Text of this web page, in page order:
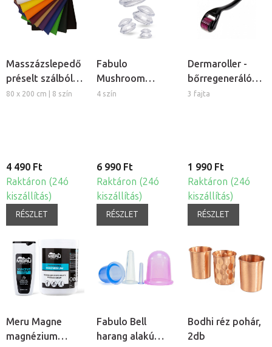
Masszázslepedő
préselt szálból,
5db
80 x 200 cm | 8 szín
4 490 Ft
Raktáron (24ó
kiszállítás)
RÉSZLET
Fabulo
Mushroom
gomba alakú
4 szín
6 990 Ft
Raktáron (24ó
kiszállítás)
RÉSZLET
Dermaroller -
bőrregeneráló
tűs henger
3 fajta
1 990 Ft
Raktáron (24ó
kiszállítás)
RÉSZLET
Meru Magne
magnézium
Fabulo Bell
harang alakú
Bodhi réz pohár,
2db